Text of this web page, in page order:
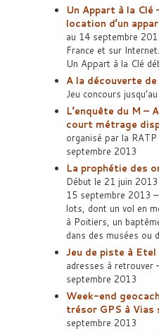
Un Appart à la Clé
location d’un
au 14 septembre
France et sur
Un Appart à la Clé
A la découverte
Jeu concours
L’enquête du M –
court métrage
organisé par la
septembre 2013
La prophétie des
Début le 21 juin
15 septembre 2013
lots, dont un vol en
à Poitiers, un
dans des musées ou
Jeu de piste à Etel
adresses à retrouver
septembre 2013
Week-end
trésor GPS à Vias
septembre 2013